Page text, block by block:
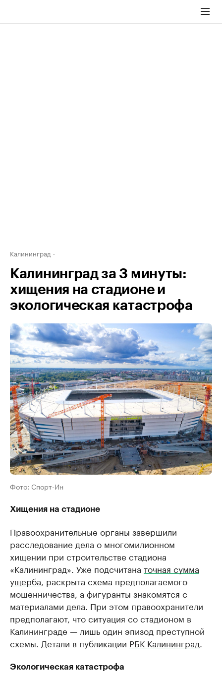
Калининград
Калининград за 3 минуты:
хищения на стадионе и
экологическая катастрофа
Фото: Спорт-Ин
Хищения на стадионе
Правоохранительные органы завершили
расследование дела о многомилионном
хищении при строительстве стадиона
«Калининград». Уже подсчитана точная сумма
ущерба, раскрыта схема предполагаемого
мошенничества, а фигуранты знакомятся с
материалами дела. При этом правоохранители
предполагают, что ситуация со стадионом в
Калининграде — лишь один эпизод преступной
схемы. Детали в публикации РБК Калининград.
Экологическая катастрофа